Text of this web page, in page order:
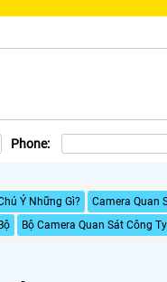
Phone:
Ý Những Gì? Camera Quan
Bộ Camera Quan Sát Công